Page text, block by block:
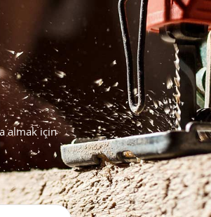
almak için